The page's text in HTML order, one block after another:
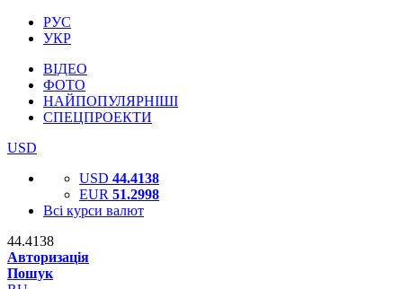
РУС
УКР
ВІДЕО
ФОТО
НАЙПОПУЛЯРНІШІ
СПЕЦПРОЕКТИ
USD
USD 44.4138
EUR 51.2998
Всі курси валют
44.4138
Авторизація
Пошук